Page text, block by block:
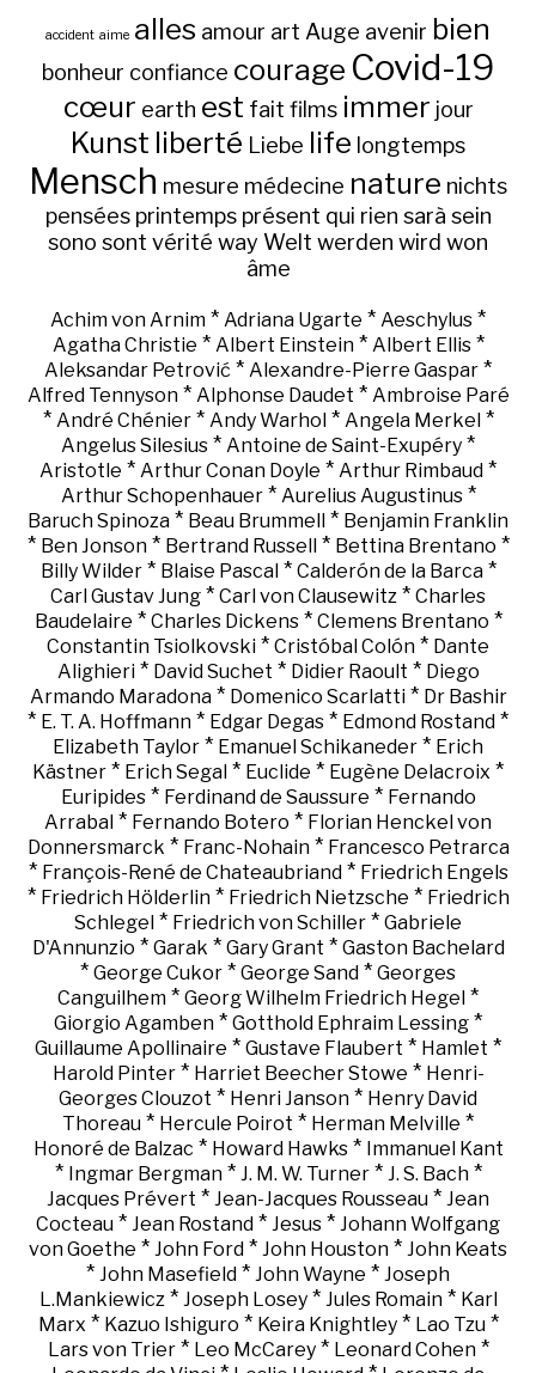
accident aime alles amour art Auge avenir bien
bonheur confiance courage Covid-19
cœur earth est fait films immer jour
Kunst liberté Liebe life longtemps
Mensch mesure médecine nature nichts
pensées printemps présent qui rien sarà sein
sono sont vérité way Welt werden wird won
âme
Achim von Arnim * Adriana Ugarte * Aeschylus *
Agatha Christie * Albert Einstein* Albert Ellis*
Aleksandar Petrović * Alexandre-Pierre Gaspar *
Alfred Tennyson* Alphonse Daudet * Ambroise Paré
* André Chénier* Andy Warhol * Angela Merkel *
Angelus Silesius * Antoine de Saint-Exupéry *
Aristotle * Arthur Conan Doyle * Arthur Rimbaud *
Arthur Schopenhauer* Aurelius Augustinus*
Baruch Spinoza * Beau Brummell * Benjamin Franklin
* Ben Jonson* Bertrand Russell * Bettina Brentano *
Billy Wilder* Blaise Pascal* Calderón de la Barca*
Carl Gustav Jung * Carl von Clausewitz * Charles
Baudelaire * Charles Dickens* Clemens Brentano *
Constantin Tsiolkovski * Cristóbal Colón * Dante
Alighieri* David Suchet * Didier Raoult * Diego
Armando Maradona* Domenico Scarlatti* Dr Bashir
* E. T. A. Hoffmann * Edgar Degas * Edmond Rostand *
Elizabeth Taylor * Emanuel Schikaneder * Erich
Kästner * Erich Segal * Euclide * Eugène Delacroix *
Euripides* Ferdinand de Saussure * Fernando
Arrabal * Fernando Botero * Florian Henckel von
Donnersmarck * Franc-Nohain* Francesco Petrarca
* François-René de Chateaubriand* Friedrich Engels
* Friedrich Hölderlin* Friedrich Nietzsche * Friedrich
Schlegel * Friedrich von Schiller * Gabriele
D'Annunzio * Garak * Gary Grant * Gaston Bachelard
* George Cukor * George Sand * Georges
Canguilhem * Georg Wilhelm Friedrich Hegel *
Giorgio Agamben * Gotthold Ephraim Lessing *
Guillaume Apollinaire * Gustave Flaubert * Hamlet *
Harold Pinter* Harriet Beecher Stowe * Henri-
Georges Clouzot * Henri Janson * Henry David
Thoreau * Hercule Poirot * Herman Melville *
Honoré de Balzac * Howard Hawks* Immanuel Kant
* Ingmar Bergman* J. M. W. Turner* J. S. Bach*
Jacques Prévert * Jean-Jacques Rousseau * Jean
Cocteau * Jean Rostand * Jesus * Johann Wolfgang
von Goethe * John Ford * John Houston * John Keats
* John Masefield * John Wayne * Joseph
L.Mankiewicz* Joseph Losey* Jules Romain* Karl
Marx * Kazuo Ishiguro * Keira Knightley* Lao Tzu*
Lars von Trier* Leo McCarey* Leonard Cohen*